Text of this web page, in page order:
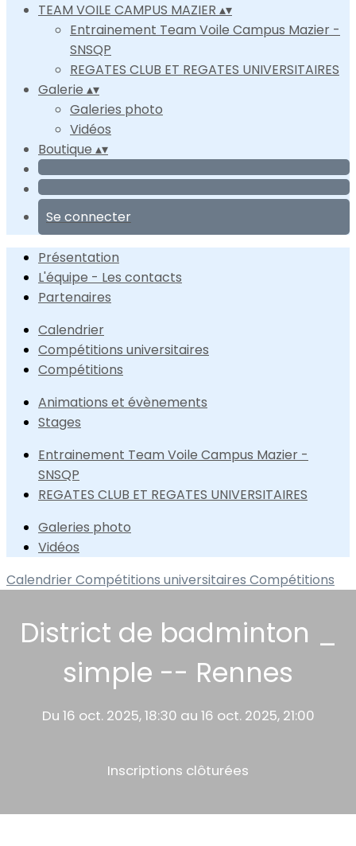
TEAM VOILE CAMPUS MAZIER ▴▾
Entrainement Team Voile Campus Mazier -
SNSQP
REGATES CLUB ET REGATES UNIVERSITAIRES
Galerie ▴▾
Galeries photo
Vidéos
Boutique ▴▾
Se connecter
Présentation
L'équipe - Les contacts
Partenaires
Calendrier
Compétitions universitaires
Compétitions
Animations et évènements
Stages
Entrainement Team Voile Campus Mazier -
SNSQP
REGATES CLUB ET REGATES UNIVERSITAIRES
Galeries photo
Vidéos
CalendrierCompétitions universitaires Compétitions
District de badminton _
simple -- Rennes
Du 16 oct. 2025, 18:30 au 16 oct. 2025, 21:00
Inscriptions clôturées